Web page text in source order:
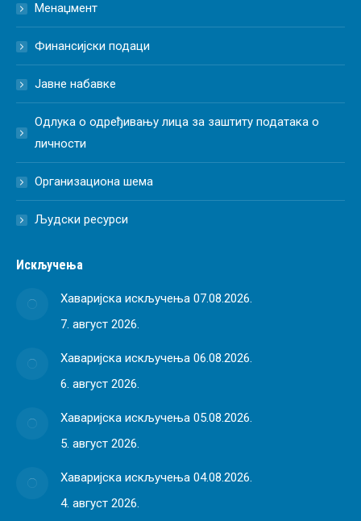
Менаџмент
Финансијски подаци
Јавне набавке
Одлука о одређивању лица за заштиту података о
личности
Организациона шема
Људски ресурси
Искључења
Хаваријска искључења 07.08.2026.
7. август 2026.
Хаваријска искључења 06.08.2026.
6. август 2026.
Хаваријска искључења 05.08.2026.
5. август 2026.
Хаваријска искључења 04.08.2026.
4. август 2026.